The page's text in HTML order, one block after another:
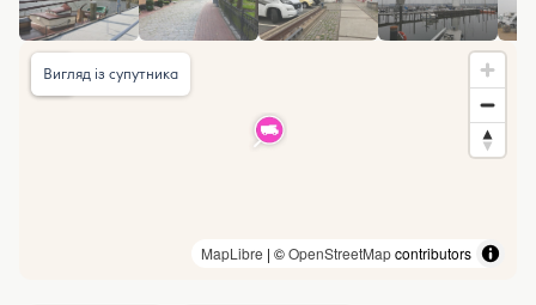
MapLibre | ©OpenStreetMapcontributors
Вигляд із супутника